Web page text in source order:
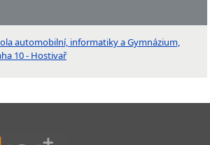
automobilní, informatiky a Gymnázium,
10 - Hostivař